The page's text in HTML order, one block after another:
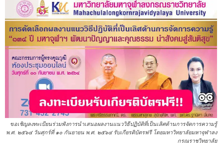
ขอเชิญลงทะเบียนร่วมฟังการนำเสนอผลงานแนววิธีปฏิบัติที่เป็นเลิศด้านการจัดการความรู้
พ.ศ. ๒๕๖๔ วันศุกร์ที่ ๑๐ กันยายน พ.ศ. ๒๕๖๔ รับเกียรติบัตรฟรี โดยมหาวิทยาลัยมหาจุฬาลง
กรณราชวิทยาลัย